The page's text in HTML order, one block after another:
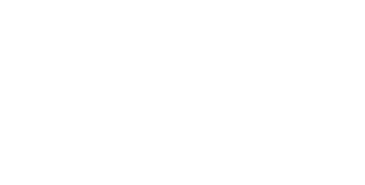
s miestnymi kanálmi a tiež centrálne riadenou klimatizáciou.
s plochou obrazovkou s miestnymi kanálmi a tiež centrálne riadenou
riadenou klimatizáciou.